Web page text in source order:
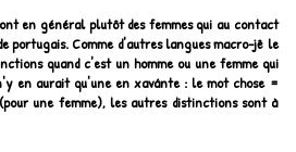
en général plutôt des femmes qui au contact
portugais. Comme d'autres langues macro-jê le
quand c'est un homme ou une femme qui
en aurait qu'une en xavánte : le mot chose =
une femme), les autres distinctions sont à